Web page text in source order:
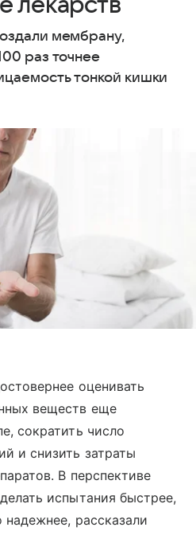
мембрану,
раз точнее
тонкой кишки
оценивать
веществ еще
сократить число
и снизить затраты
В перспективе
испытания быстрее,
рассказали